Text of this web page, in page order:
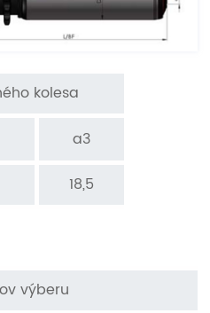
kolesa
a3
18,5
výberu